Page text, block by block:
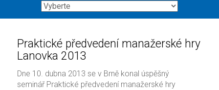
Praktické předvedení manažerské hry
Lanovka 2013
Dne 10. dubna 2013 se v Brně konal úspěšný
seminář Praktické předvedení manažerské hry